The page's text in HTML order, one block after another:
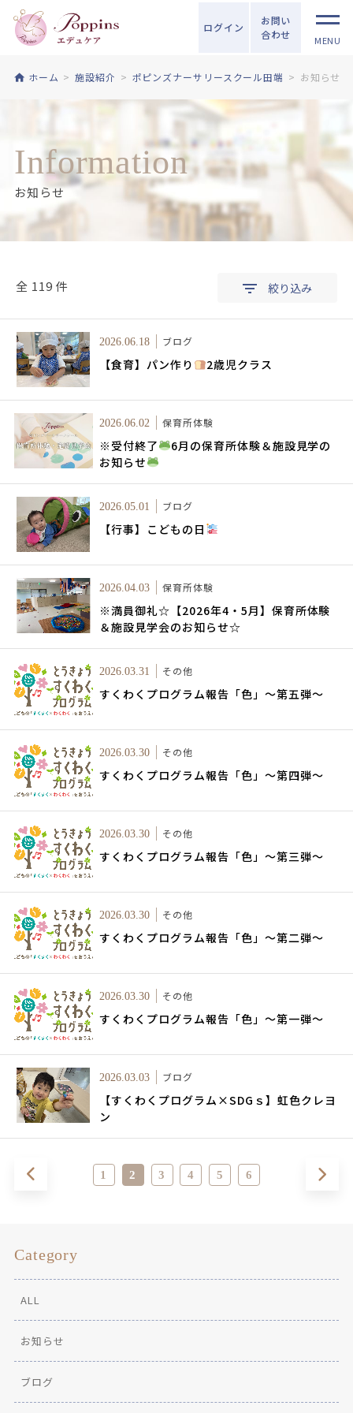
ログイン
お問い
合わせ
MENU
ホーム 施設紹介 ポピンズナーサリースクール田端 お知らせ
Information
お知らせ
全 119 件 絞り込み
2026.06.18 ブログ
【食育】パン作り 2歳児クラス
2026.06.02 保育所体験
※受付終了
6月の保育所体験＆施設見学の
お知らせ
2026.05.01 ブログ
【行事】こどもの日
2026.04.03 保育所体験
※満員御礼☆【2026年4・5月】保育所体験
＆施設見学会のお知らせ☆
2026.03.31 その他
すくわくプログラム報告「色」～第五弾～
2026.03.30 その他
すくわくプログラム報告「色」～第四弾～
2026.03.30 その他
すくわくプログラム報告「色」～第三弾～
2026.03.30 その他
すくわくプログラム報告「色」～第二弾～
2026.03.30 その他
すくわくプログラム報告「色」～第一弾～
2026.03.03 ブログ
【すくわくプログラム×SDGｓ】虹色クレヨ
ン
1 2 3 4 5 6
Category
ALL
お知らせ
ブログ